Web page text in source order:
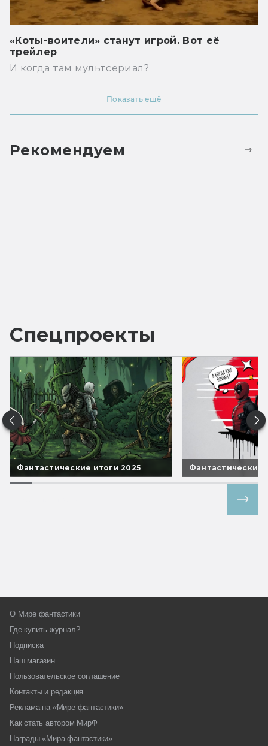
«Коты-воители» станут игрой. Вот её
трейлер
И когда там мультсериал?
Показать ещё
Рекомендуем
Спецпроекты
Фантастические итоги 2025 Фантастические
О Мире фантастики
Где купить журнал?
Подписка
Наш магазин
Пользовательское соглашение
Контакты и редакция
Реклама на «Мире фантастики»
Как стать автором МирФ
Награды «Мира фантастики»